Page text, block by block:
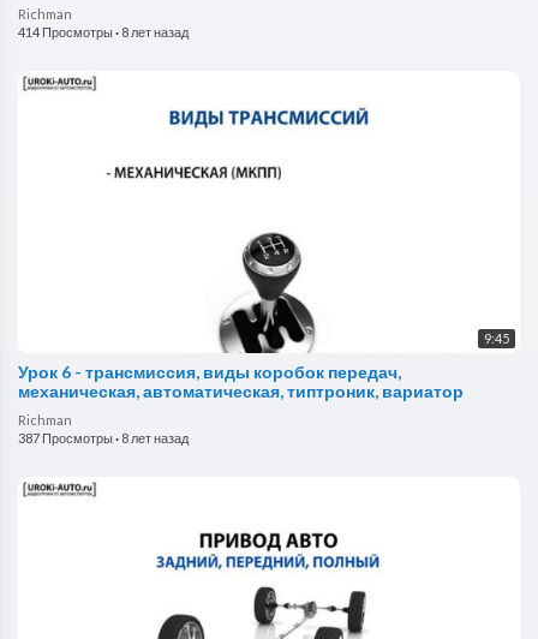
Richman
414 Просмотры· 8 лет назад
9:45
Урок 6 - трансмиссия, виды коробок передач,
механическая, автоматическая, типтроник, вариатор
Richman
387 Просмотры· 8 лет назад